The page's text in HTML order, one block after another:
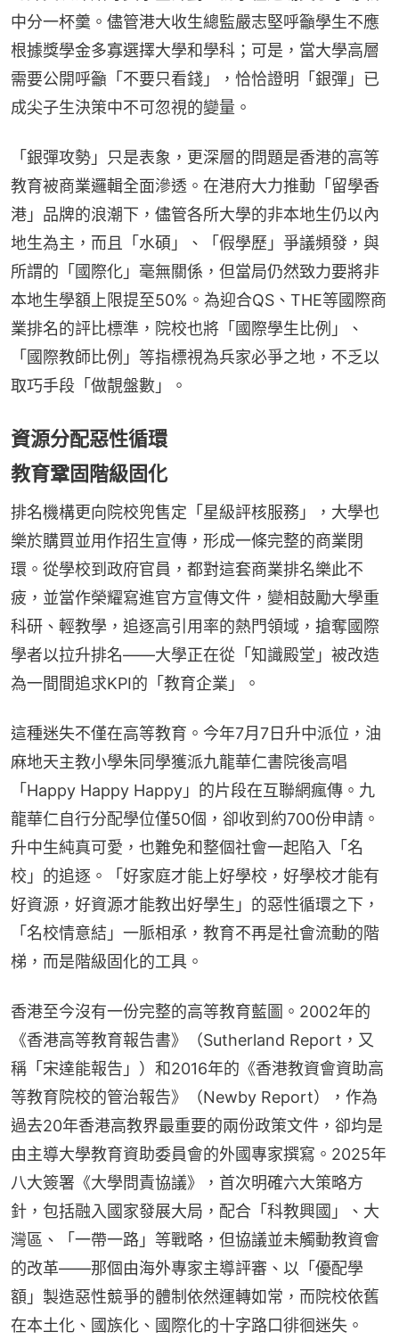
中分一杯羹。儘管港大收生總監嚴志堅呼籲學生不應
根據獎學金多寡選擇大學和學科；可是，當大學高層
需要公開呼籲「不要只看錢」，恰恰證明「銀彈」已
成尖子生決策中不可忽視的變量。
「銀彈攻勢」只是表象，更深層的問題是香港的高等
教育被商業邏輯全面滲透。在港府大力推動「留學香
港」品牌的浪潮下，儘管各所大學的非本地生仍以內
地生為主，而且「水碩」、「假學歷」爭議頻發，與
所謂的「國際化」毫無關係，但當局仍然致力要將非
本地生學額上限提至50%。為迎合QS、THE等國際商
業排名的評比標準，院校也將「國際學生比例」、
「國際教師比例」等指標視為兵家必爭之地，不乏以
取巧手段「做靚盤數」。
資源分配惡性循環
教育鞏固階級固化
排名機構更向院校兜售定「星級評核服務」，大學也
樂於購買並用作招生宣傳，形成一條完整的商業閉
環。從學校到政府官員，都對這套商業排名樂此不
疲，並當作榮耀寫進官方宣傳文件，變相鼓勵大學重
科研、輕教學，追逐高引用率的熱門領域，搶奪國際
學者以拉升排名——大學正在從「知識殿堂」被改造
為一間間追求KPI的「教育企業」。
這種迷失不僅在高等教育。今年7月7日升中派位，油
麻地天主教小學朱同學獲派九龍華仁書院後高唱
「Happy Happy Happy」的片段在互聯網瘋傳。九
龍華仁自行分配學位僅50個，卻收到約700份申請。
升中生純真可愛，也難免和整個社會一起陷入「名
校」的追逐。「好家庭才能上好學校，好學校才能有
好資源，好資源才能教出好學生」的惡性循環之下，
「名校情意結」一脈相承，教育不再是社會流動的階
梯，而是階級固化的工具。
香港至今沒有一份完整的高等教育藍圖。2002年的
《香港高等教育報告書》（Sutherland Report，又
稱「宋達能報告」）和2016年的《香港教資會資助高
等教育院校的管治報告》（Newby Report），作為
過去20年香港高教界最重要的兩份政策文件，卻均是
由主導大學教育資助委員會的外國專家撰寫。2025年
八大簽署《大學問責協議》，首次明確六大策略方
針，包括融入國家發展大局，配合「科教興國」、大
灣區、「一帶一路」等戰略，但協議並未觸動教資會
的改革——那個由海外專家主導評審、以「優配學
額」製造惡性競爭的體制依然運轉如常，而院校依舊
在本土化、國族化、國際化的十字路口徘徊迷失。